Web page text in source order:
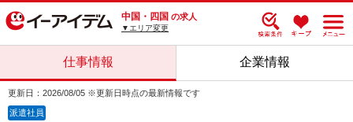
中国・四国 の求人
▼エリア変更
仕事情報 企業情報
更新日：2026/08/05 ※更新日時点の最新情報です
派遣社員